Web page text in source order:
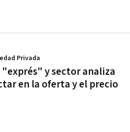
"exprés" y sector analiza
en la oferta y el precio
Privada